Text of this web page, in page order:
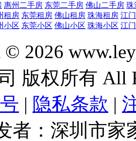
惠州二手房 东莞二手房 佛山二手房 珠
租房 东莞租房 佛山租房 珠海租房 江
小区 东莞小区 佛山小区 珠海小区 江
© 2026
版权所有 All
| 隐私条款 |
者：深圳市